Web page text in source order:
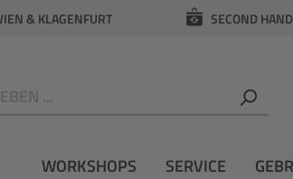
& KLAGENFURT SECOND
WORKSHOPS SERVICE